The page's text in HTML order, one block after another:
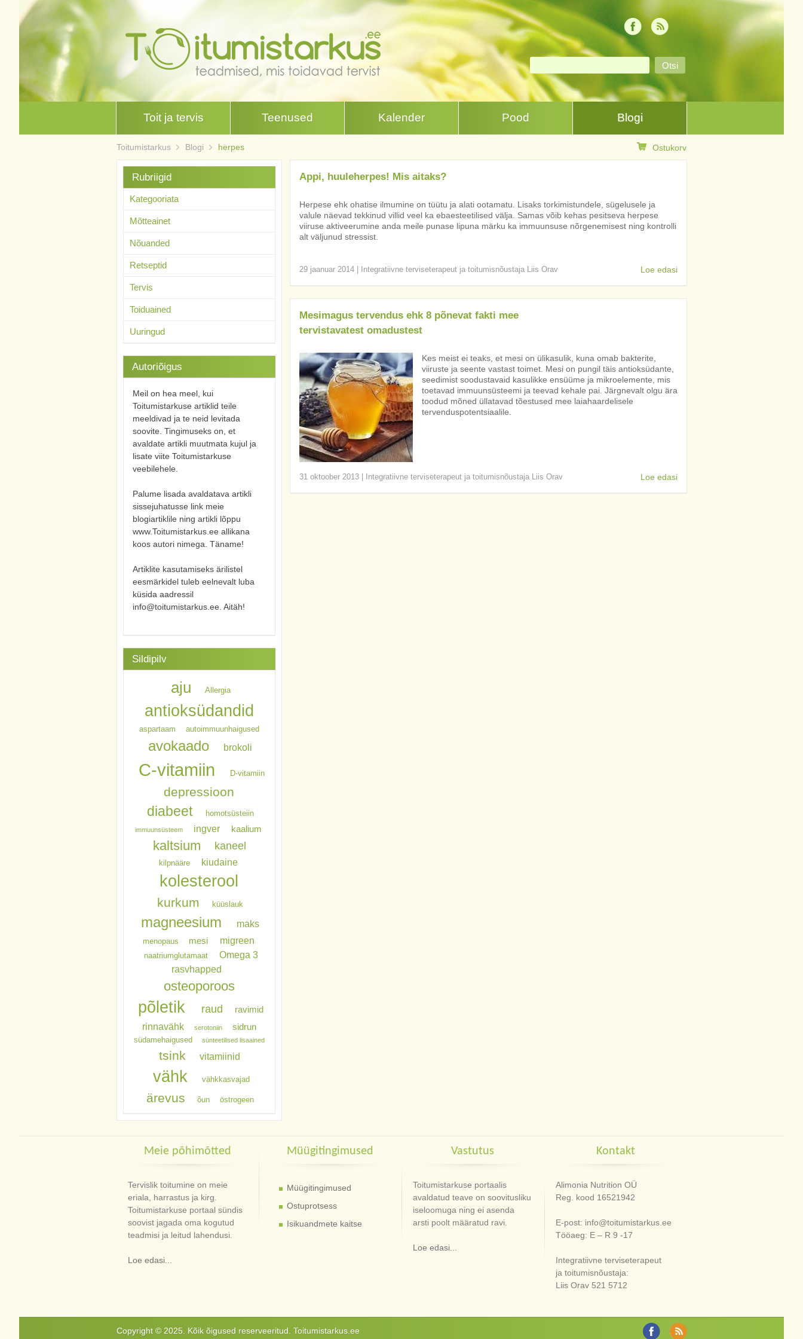
Toit ja tervis Teenused Kalender Pood Blogi
Toitumistarkus Blogi herpes Ostukorv
Appi, huuleherpes! Mis aitaks?
Herpese ehk ohatise ilmumine on tüütu ja alati ootamatu. Lisaks torkimistundele, sügelusele ja
valule näevad tekkinud villid veel ka ebaesteetilised välja. Samas võib kehas pesitseva herpese
viiruse aktiveerumine anda meile punase lipuna märku ka immuunsuse nõrgenemisest ning kontrolli
alt väljunud stressist.
29 jaanuar 2014| Integratiivne terviseterapeut ja toitumisnõustaja Liis Orav Loe edasi
Mesimagus tervendus ehk 8 põnevat fakti mee
tervistavatest omadustest
Kes meist ei teaks, et mesi on ülikasulik, kuna omab bakterite,
viiruste ja seente vastast toimet. Mesi on pungil täis antioksüdante,
seedimist soodustavaid kasulikke ensüüme ja mikroelemente, mis
toetavad immuunsüsteemi ja teevad kehale pai. Järgnevalt olgu ära
toodud mõned üllatavad tõestused mee laiahaardelisele
tervenduspotentsiaalile.
31 oktoober 2013| Integratiivne terviseterapeut ja toitumisnõustaja Liis Orav Loe edasi
Rubriigid
Kategooriata
Mõtteainet
Nõuanded
Retseptid
Tervis
Toiduained
Uuringud
Autoriõigus
Meil on hea meel, kui
Toitumistarkuse artiklid teile
meeldivad ja te neid levitada
soovite. Tingimuseks on, et
avaldate artikli muutmata kujul ja
lisate viite Toitumistarkuse
veebilehele.
Palume lisada avaldatava artikli
sissejuhatusse link meie
blogiartiklile ning artikli lõppu
www.Toitumistarkus.ee allikana
koos autori nimega. Täname!
Artiklite kasutamiseks ärilistel
eesmärkidel tuleb eelnevalt luba
küsida aadressil
info@toitumistarkus.ee. Aitäh!
Sildipilv
aju Allergia
antioksüdandid
aspartaam autoimmuunhaigused
avokaado brokoli
C-vitamiin D-vitamiin
depressioon
diabeet homotsüsteiin
immuunsüsteem ingver kaalium
kaltsium kaneel
kilpnääre kiudaine
kolesterool
kurkum küüslauk
magneesium maks
menopaus mesi migreen
naatriumglutamaat
Omega 3
rasvhapped
osteoporoos
põletik raud ravimid
rinnavähk serotoniin sidrun
südamehaigused sünteetilised lisaained
tsink vitamiinid
vähk vähkkasvajad
ärevus õun östrogeen
Meie põhimõtted
Tervislik toitumine on meie
eriala, harrastus ja kirg.
Toitumistarkuse portaal sündis
soovist jagada oma kogutud
teadmisi ja leitud lahendusi.
Loe edasi...
Müügitingimused
Müügitingimused
Ostuprotsess
Isikuandmete kaitse
Vastutus
Toitumistarkuse portaalis
avaldatud teave on soovitusliku
iseloomuga ning ei asenda
arsti poolt määratud ravi.
Loe edasi...
Kontakt
Alimonia Nutrition OÜ
Reg. kood 16521942
E-post: info@toitumistarkus.ee
Tööaeg: E – R 9 -17
Integratiivne terviseterapeut
ja toitumisnõustaja:
Liis Orav 521 5712
Copyright © 2025. Kõik õigused reserveeritud. Toitumistarkus.ee